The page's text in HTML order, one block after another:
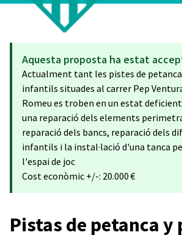
Aquesta proposta ha estat
Actualment tant les pistes de
infantils situades al carrer Pep
Romeu es troben en un estat
una reparació dels elements
reparació dels bancs, reparació dels
infantils i la instal·lació d'una tanca
l'espai de joc
Cost econòmic +/-: 20.000 €
Pistas de petanca y